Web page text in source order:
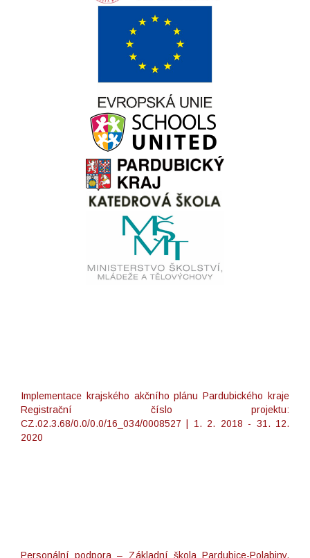
Implementace krajského akčního plánu Pardubického kraje
Registrační číslo projektu:
CZ.02.3.68/0.0/0.0/16_034/0008527 | 1. 2. 2018 - 31. 12.
2020
Personální podpora – Základní škola Pardubice-Polabiny,